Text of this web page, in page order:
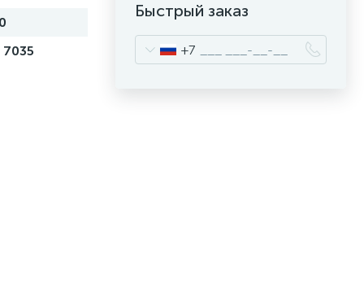
7035
Быстрый заказ
+7